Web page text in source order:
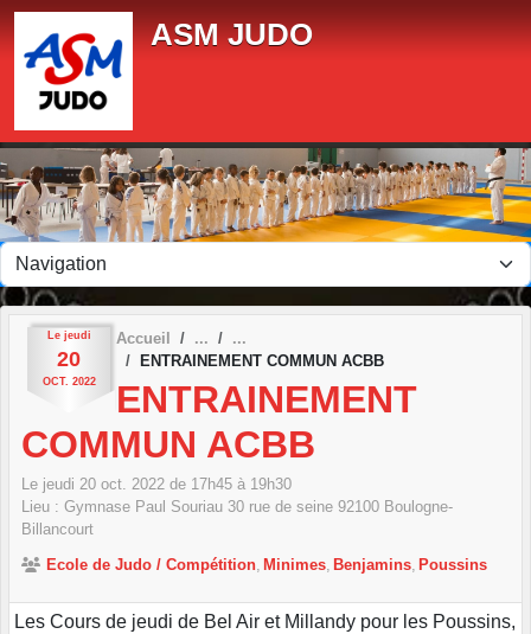
ASM JUDO
Le jeudi
20
OCT. 2022
Accueil
ENTRAINEMENT COMMUN ACBB
ENTRAINEMENT
COMMUN ACBB
Le jeudi 20 oct. 2022 de 17h45 à 19h30
Lieu : Gymnase Paul Souriau 30 rue de seine 92100 Boulogne-
Billancourt
Ecole de Judo / Compétition Minimes Benjamins Poussins
Les Cours de jeudi de Bel Air et Millandy pour les Poussins,
Panneau de gestion des cookies